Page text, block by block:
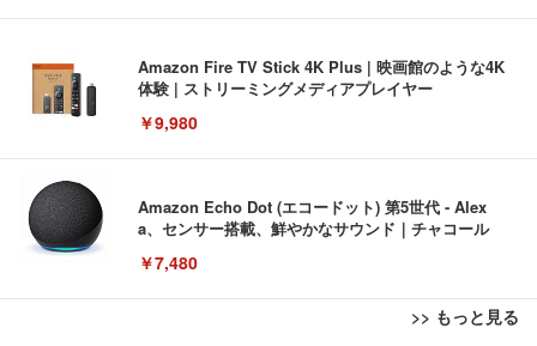
Amazon Fire TV Stick 4K Plus | 映画館のような4K
体験 | ストリーミングメディアプレイヤー
￥9,980
Amazon Echo Dot (エコードット) 第5世代 - Alex
a、センサー搭載、鮮やかなサウンド｜チャコール
￥7,480
>> もっと見る